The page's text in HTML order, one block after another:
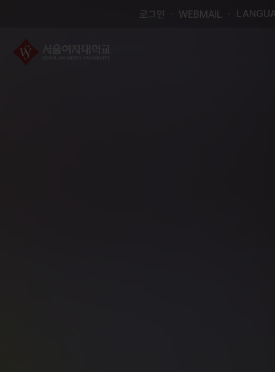
로그인 WEBMAIL